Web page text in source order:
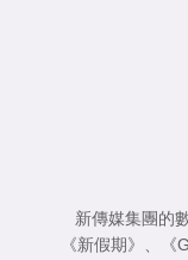
新傳媒集團的
《新假期》
《